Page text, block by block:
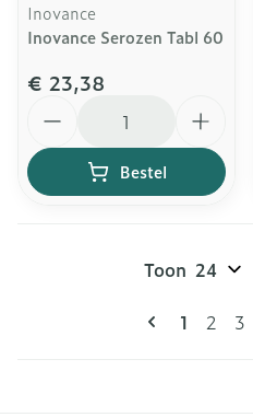
Inovance
Inovance Serozen Tabl 60
€ 23,38
Bestel
U lees
1 Pagina
2 3
Toon